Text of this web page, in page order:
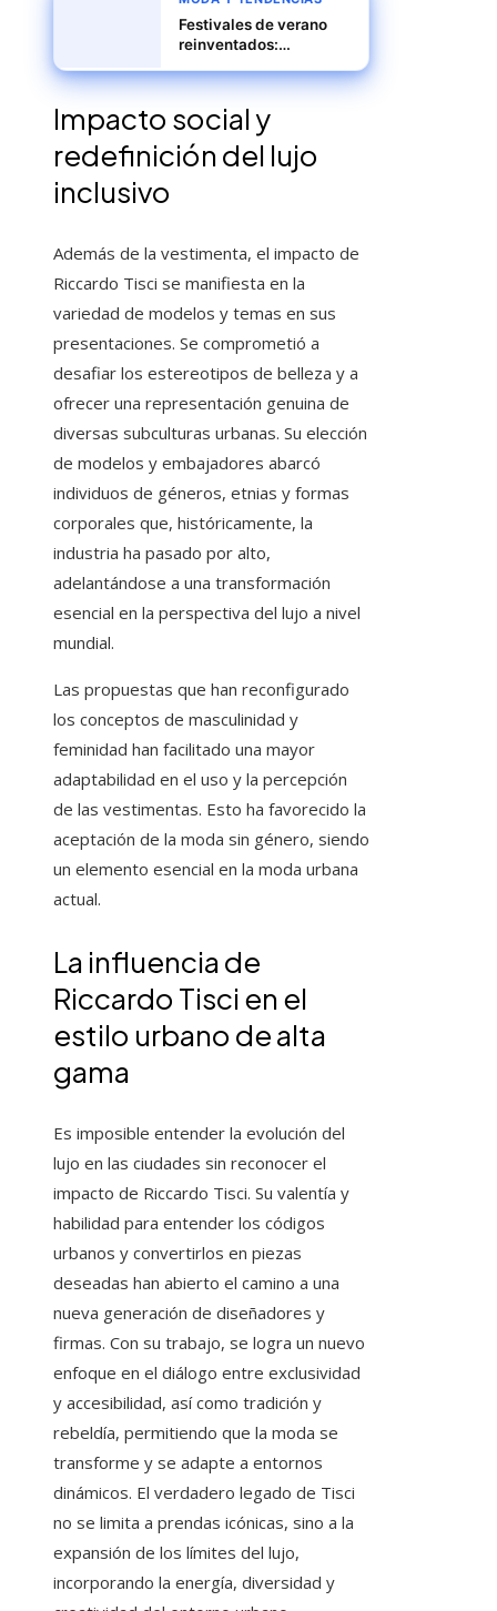
Festivales de verano
reinventados:
gastronomía y moda
para disfrutar
Impacto social y
redefinición del lujo
inclusivo
Además de la vestimenta, el impacto de
Riccardo Tisci se manifiesta en la
variedad de modelos y temas en sus
presentaciones. Se comprometió a
desafiar los estereotipos de belleza y a
ofrecer una representación genuina de
diversas subculturas urbanas. Su elección
de modelos y embajadores abarcó
individuos de géneros, etnias y formas
corporales que, históricamente, la
industria ha pasado por alto,
adelantándose a una transformación
esencial en la perspectiva del lujo a nivel
mundial.
Las propuestas que han reconfigurado
los conceptos de masculinidad y
feminidad han facilitado una mayor
adaptabilidad en el uso y la percepción
de las vestimentas. Esto ha favorecido la
aceptación de la moda sin género, siendo
un elemento esencial en la moda urbana
actual.
La influencia de
Riccardo Tisci en el
estilo urbano de alta
gama
Es imposible entender la evolución del
lujo en las ciudades sin reconocer el
impacto de Riccardo Tisci. Su valentía y
habilidad para entender los códigos
urbanos y convertirlos en piezas
deseadas han abierto el camino a una
nueva generación de diseñadores y
firmas. Con su trabajo, se logra un nuevo
enfoque en el diálogo entre exclusividad
y accesibilidad, así como tradición y
rebeldía, permitiendo que la moda se
transforme y se adapte a entornos
dinámicos. El verdadero legado de Tisci
no se limita a prendas icónicas, sino a la
expansión de los límites del lujo,
incorporando la energía, diversidad y